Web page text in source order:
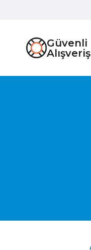
Güvenli
Alışveriş